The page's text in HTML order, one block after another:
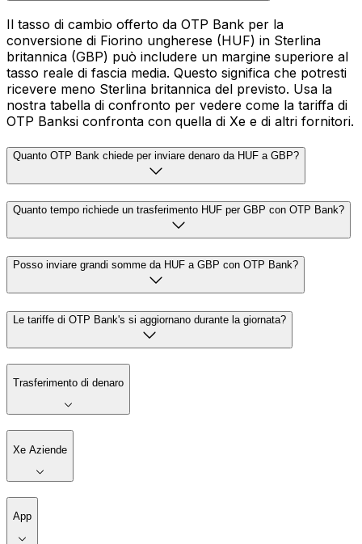
Il tasso di cambio offerto da OTP Bank per la
conversione di Fiorino ungherese (HUF) in Sterlina
britannica (GBP) può includere un margine superiore al
tasso reale di fascia media. Questo significa che potresti
ricevere meno Sterlina britannica del previsto. Usa la
nostra tabella di confronto per vedere come la tariffa di
OTP Banksi confronta con quella di Xe e di altri fornitori.
Quanto OTP Bank chiede per inviare denaro da HUF a GBP?
Quanto tempo richiede un trasferimento HUF per GBP con OTP Bank?
Posso inviare grandi somme da HUF a GBP con OTP Bank?
Le tariffe di OTP Bank's si aggiornano durante la giornata?
Trasferimento di denaro
Xe Aziende
App